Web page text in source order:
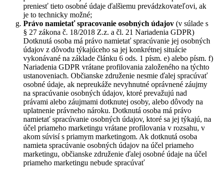
preniesť tieto osobné údaje ďalšiemu prevádzkovateľovi, ak
je to technicky možné;
Právo namietať spracovanie osobných údajov (v súlade s
§ 27 zákona č. 18/2018 Z.z. a čl. 21 Nariadenia GDPR)
Dotknutá osoba má právo namietať spracúvanie jej osobných
údajov z dôvodu týkajúceho sa jej konkrétnej situácie
vykonávané na základe článku 6 ods. 1 písm. e) alebo písm. f)
Nariadenia GDPR vrátane profilovania založeného na týchto
ustanoveniach. Občianske združenie nesmie ďalej spracúvať
osobné údaje, ak nepreukáže nevyhnutné oprávnené záujmy
na spracúvanie osobných údajov, ktoré prevažujú nad
právami alebo záujmami dotknutej osoby, alebo dôvody na
uplatnenie právneho nároku. Dotknutá osoba má právo
namietať spracúvanie osobných údajov, ktoré sa jej týkajú, na
účel priameho marketingu vrátane profilovania v rozsahu, v
akom súvisí s priamym marketingom. Ak dotknutá osoba
namieta spracúvanie osobných údajov na účel priameho
marketingu, občianske združenie ďalej osobné údaje na účel
priameho marketingu nebude spracúvať